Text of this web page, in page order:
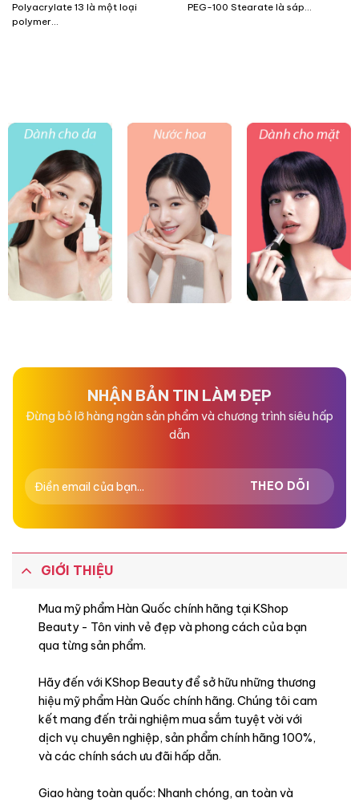
Polyacrylate 13 là một loại
polymer...
PEG-100 Stearate là sáp...
NHẬN BẢN TIN LÀM ĐẸP
Đừng bỏ lỡ hàng ngàn sản phẩm và chương trình siêu hấp
dẫn
GIỚI THIỆU
Mua mỹ phẩm Hàn Quốc chính hãng tại KShop
Beauty - Tôn vinh vẻ đẹp và phong cách của bạn
qua từng sản phẩm.
Hãy đến với KShop Beauty để sở hữu những thương
hiệu mỹ phẩm Hàn Quốc chính hãng. Chúng tôi cam
kết mang đến trải nghiệm mua sắm tuyệt vời với
dịch vụ chuyên nghiệp, sản phẩm chính hãng 100%,
và các chính sách ưu đãi hấp dẫn.
Giao hàng toàn quốc: Nhanh chóng, an toàn và